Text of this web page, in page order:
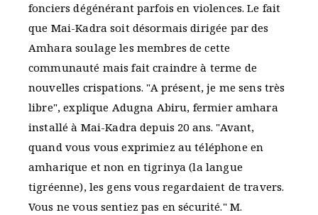
fonciers dégénérant parfois en violences. Le fait
que Mai-Kadra soit désormais dirigée par des
Amhara soulage les membres de cette
communauté mais fait craindre à terme de
nouvelles crispations. "A présent, je me sens très
libre", explique Adugna Abiru, fermier amhara
installé à Mai-Kadra depuis 20 ans. "Avant,
quand vous vous exprimiez au téléphone en
amharique et non en tigrinya (la langue
tigréenne), les gens vous regardaient de travers.
Vous ne vous sentiez pas en sécurité." M.